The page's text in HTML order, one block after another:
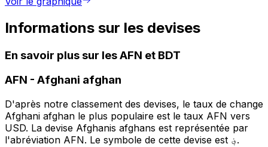
Informations sur les devises
En savoir plus sur les AFN et BDT
AFN - Afghani afghan
D'après notre classement des devises, le taux de change
Afghani afghan le plus populaire est le taux AFN vers
USD. La devise Afghanis afghans est représentée par
l'abréviation AFN. Le symbole de cette devise est ؋.